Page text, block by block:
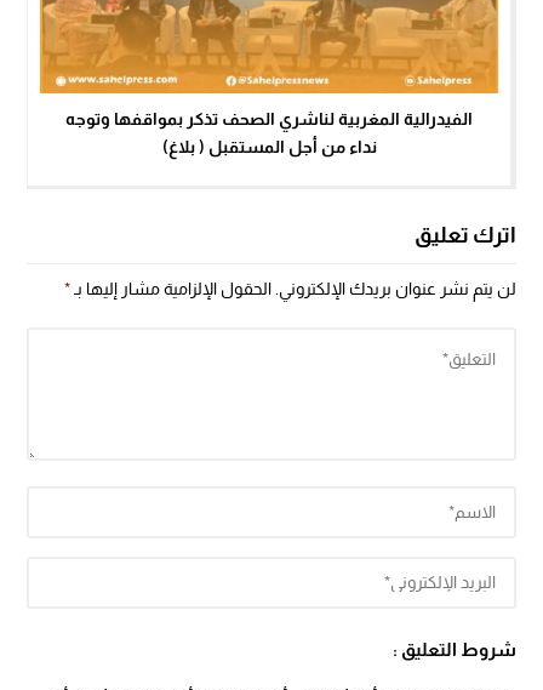
الفيدرالية المغربية لناشري الصحف تذكر بمواقفها وتوجه
نداء من أجل المستقبل ( بلاغ)
اترك تعليق
لن يتم نشر عنوان بريدك الإلكتروني. الحقول الإلزامية مشار إليها بـ*
شروط التعليق :